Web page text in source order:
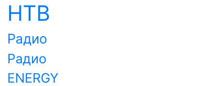
НТВ
Радио
Радио
ENERGY